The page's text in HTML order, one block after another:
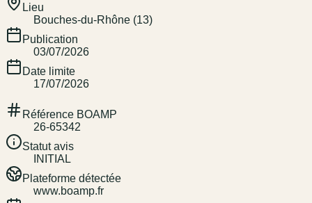
Lieu
Bouches-du-Rhône (13)
Publication
03/07/2026
Date limite
17/07/2026
Référence BOAMP
26-65342
Statut avis
INITIAL
Plateforme détectée
www.boamp.fr